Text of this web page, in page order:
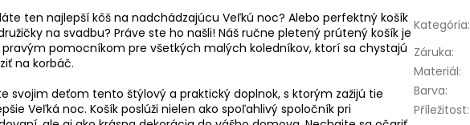
ten najlepší kôš na nadchádzajúcu Veľkú noc? Alebo perfektný košík
na svadbu? Práve ste ho našli! Náš ručne pletený prútený košík je
pomocníkom pre všetkých malých koledníkov, ktorí sa chystajú
na korbáč.
svojim deťom tento štýlový a praktický doplnok, s ktorým zažijú tie
Veľká noc. Košík poslúži nielen ako spoľahlivý spoločník pri
Kategória:
Záruka:
Materiál:
Barva:
Příležitost: